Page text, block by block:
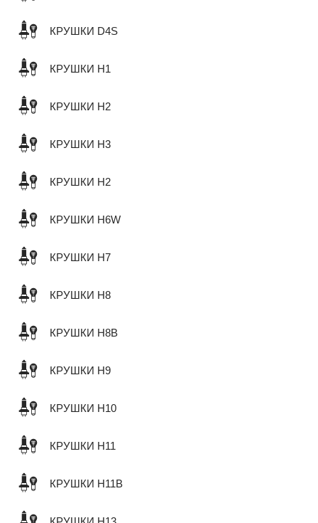
КРУШКИ D4S
КРУШКИ H1
КРУШКИ H2
КРУШКИ H3
КРУШКИ H2
КРУШКИ H6W
КРУШКИ H7
КРУШКИ H8
КРУШКИ H8B
КРУШКИ H9
КРУШКИ H10
КРУШКИ H11
КРУШКИ H11B